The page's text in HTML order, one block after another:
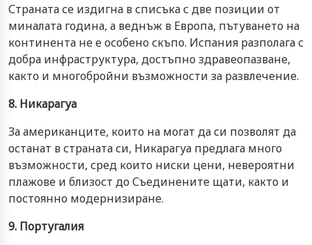
Страната се издигна в списъка с две позиции от
миналата година, а веднъж в Европа, пътуването на
континента не е особено скъпо. Испания разполага с
добра инфраструктура, достъпно здравеопазване,
както и многобройни възможности за развлечение.
8. Никарагуа
За американците, които на могат да си позволят да
останат в страната си, Никарагуа предлага много
възможности, сред които ниски цени, невероятни
плажове и близост до Съединените щати, както и
постоянно модернизиране.
9. Португалия